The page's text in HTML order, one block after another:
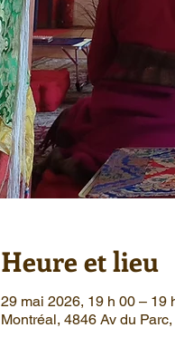
Heure et lieu
29 mai 2026, 19 h 00 – 19
Montréal, 4846 Av du